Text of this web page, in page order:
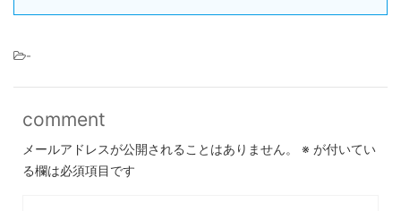
-
comment
メールアドレスが公開されることはありません。 ※ が付いてい
る欄は必須項目です